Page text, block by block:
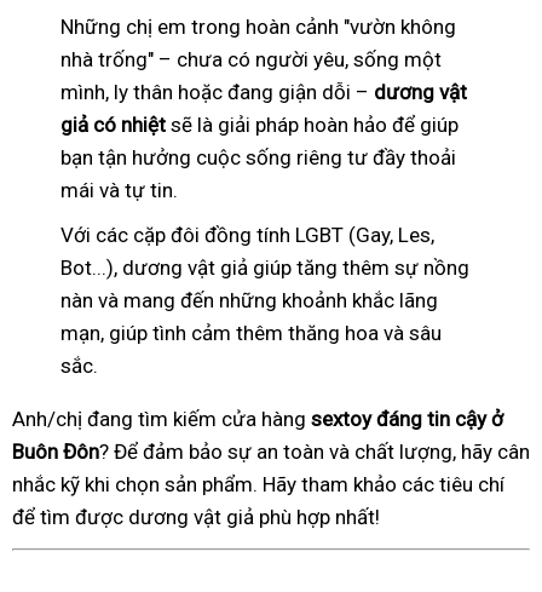
Những chị em trong hoàn cảnh "vườn không
nhà trống" – chưa có người yêu, sống một
mình, ly thân hoặc đang giận dỗi – dương vật
giả có nhiệt sẽ là giải pháp hoàn hảo để giúp
bạn tận hưởng cuộc sống riêng tư đầy thoải
mái và tự tin.
Với các cặp đôi đồng tính LGBT (Gay, Les,
Bot...), dương vật giả giúp tăng thêm sự nồng
nàn và mang đến những khoảnh khắc lãng
mạn, giúp tình cảm thêm thăng hoa và sâu
sắc.
Anh/chị đang tìm kiếm cửa hàng sextoy đáng tin cậy ở
Buôn Đôn? Để đảm bảo sự an toàn và chất lượng, hãy cân
nhắc kỹ khi chọn sản phẩm. Hãy tham khảo các tiêu chí
để tìm được dương vật giả phù hợp nhất!